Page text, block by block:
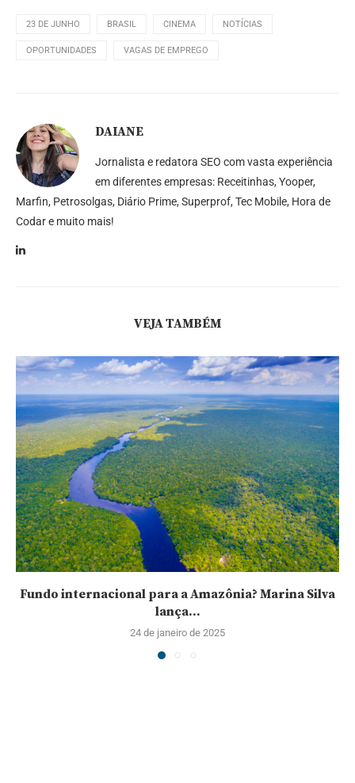
23 DE JUNHO BRASIL CINEMA NOTÍCIAS
OPORTUNIDADES VAGAS DE EMPREGO
DAIANE
Jornalista e redatora SEO com vasta experiência
em diferentes empresas: Receitinhas, Yooper,
Marfin, Petrosolgas, Diário Prime, Superprof, Tec Mobile, Hora de
Codar e muito mais!
VEJA TAMBÉM
Fundo internacional para a Amazônia? Marina Silva
lança...
24 de janeiro de 2025